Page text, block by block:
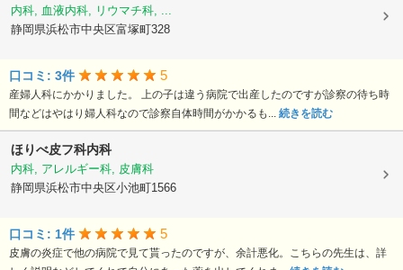
内科, 血液内科, リウマチ科, ...
静岡県浜松市中央区富塚町328
口コミ: 3件 5
産婦人科にかかりました。 上の子は違う病院で出産したのですが診察の待ち時
間などはやはり婦人科なので診察自体時間がかかるも... 続きを読む
ほりべ皮フ科内科
内科, アレルギー科, 皮膚科
静岡県浜松市中央区小池町1566
口コミ: 1件 5
皮膚の炎症で他の病院で見て貰ったのですが、余計悪化。こちらの先生は、詳